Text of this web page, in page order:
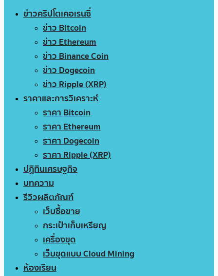
ข่าวคริปโตเคอเรนซี่
ข่าว Bitcoin
ข่าว Ethereum
ข่าว Binance Coin
ข่าว Dogecoin
ข่าว Ripple (XRP)
ราคาและการวิเคราะห์
ราคา Bitcoin
ราคา Ethereum
ราคา Dogecoin
ราคา Ripple (XRP)
ปฏิทินเศรษฐกิจ
บทความ
รีวิวผลิตภัณฑ์
เว็บซื้อขาย
กระเป๋าเก็บเหรียญ
เครื่องขุด
เว็บขุดแบบ Cloud Mining
ห้องเรียน